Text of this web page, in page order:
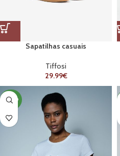
Sapatilhas casuais
Tiffosi
29.99€
NOVO